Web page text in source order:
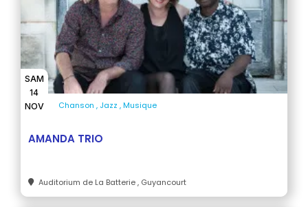
SAM
14
NOV
Chanson Jazz Musique
AMANDA TRIO
Auditorium de La Batterie , Guyancourt